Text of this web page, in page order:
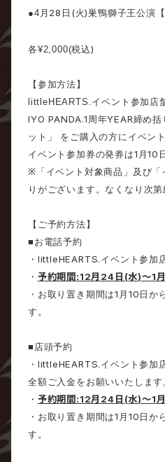
●4 月 28 日 (火)巣鴨獅子王公演【
各¥2,000(税込)
【参加方法】
littleHEARTS.イベント参加店
IYO PANDA.1 周年YEAR締め括
ット」 をご購入の方にイベン
イベント参加券の発券は1 月10
※ 「イベント対象商品」及び
りがございます。なくなり次第
【ご予約方法】
■ お電話予約
・ littleHEARTS. イベント参加
・ 予約期間 :12月 24日 (水)〜1月
・お取り置き期間は1 月 10 日か
す。
■ 店頭予約
・ littleHEARTS. イベント参加
全額ご入金をお願いいたします
・ 予約期間 :12月 24日 (水)〜1月
・お取り置き期間は1 月 10 日か
す。